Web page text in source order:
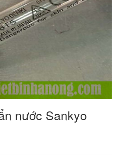
nước Sankyo